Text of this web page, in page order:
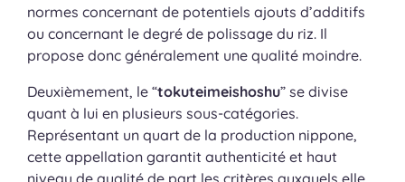
normes concernant de potentiels ajouts d’additifs
ou concernant le degré de polissage du riz. Il
propose donc généralement une qualité moindre.
Deuxièmement, le “tokuteimeishoshu” se divise
quant à lui en plusieurs sous-catégories.
Représentant un quart de la production nippone,
cette appellation garantit authenticité et haut
niveau de qualité de part les critères auxquels elle